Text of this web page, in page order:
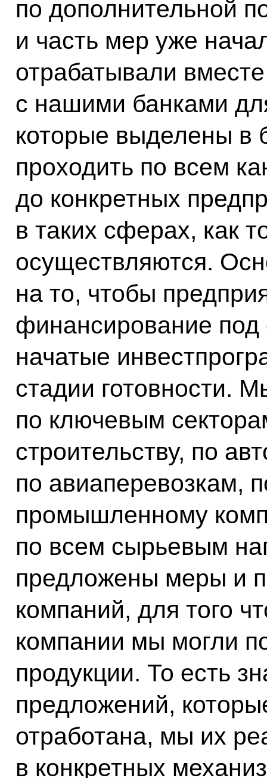
по дополнительной
и часть мер уже
отрабатывали
с нашими банками
которые выделены в
проходить по всем
до конкретных
в таких сферах, как
осуществляются.
на то, чтобы
финансирование под
начатые
стадии готовности.
по ключевым
строительству, по
по авиаперевозкам,
промышленному
по всем сырьевым
предложены меры и
компаний, для того
компании мы могли
продукции. То есть
предложений,
отработана, мы их
в конкретных